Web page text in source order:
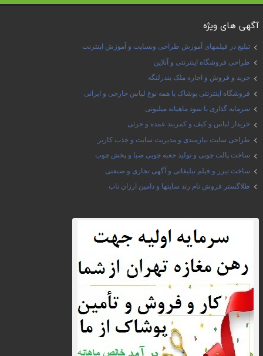
آگهی های ویژه
تبلیغ در فیلمهای آموزش طراحی وبسایت و آموزش اینترنت
طراحی فروشگاه اینترنتی و آنلاین
خرید و فروش و اجاره ملک بندرلنگه
فروشگاه اینترنتی پوشاک با همه نوع لباس خارجی و ایرانی
سرمایه گذاری با سود ماهیانه میلیونی
خریدار لباس و کیف و کمربند عمده و جزئی
طراحی سایت نیازمندی و مدیریت سایت و جذب کاربر
ساخت پالت چوبی و تولید جعبه چوبی صبا و پخش چوب
ساخت تیزر و فیلم تبلیغاتی و آگهی تجاری و صنعتی
طلاگستر فروش نام رند سایتها و دامین ارزان ناب